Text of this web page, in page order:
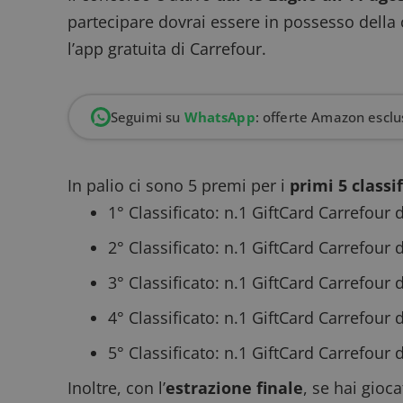
partecipare dovrai essere in possesso della
l’app gratuita di Carrefour.
Seguimi su WhatsApp: offerte Amazon
In palio ci sono 5 premi per i primi 5
1° Classificato: n.1 GiftCard Carrefour
2° Classificato: n.1 GiftCard Carrefour
3° Classificato: n.1 GiftCard Carrefour
4° Classificato: n.1 GiftCard Carrefour
5° Classificato: n.1 GiftCard Carrefour
Inoltre, con l’estrazione finale, se hai